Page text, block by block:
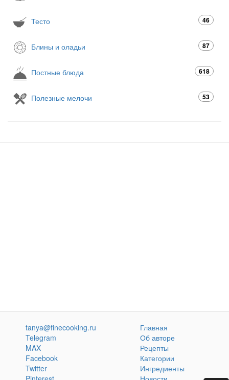
Тесто 46
Блины и оладьи 87
Постные блюда 618
Полезные мелочи 53
tanya@finecooking.ru
Telegram
MAX
Facebook
Twitter
Главная
Об авторе
Рецепты
Категории
Ингредиенты